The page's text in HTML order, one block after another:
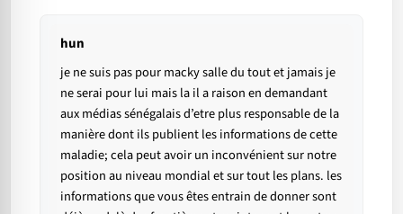
hun
je ne suis pas pour macky salle du tout et jamais je
ne serai pour lui mais la il a raison en demandant
aux médias sénégalais d’etre plus responsable de la
manière dont ils publient les informations de cette
maladie; cela peut avoir un inconvénient sur notre
position au niveau mondial et sur tout les plans. les
informations que vous êtes entrain de donner sont